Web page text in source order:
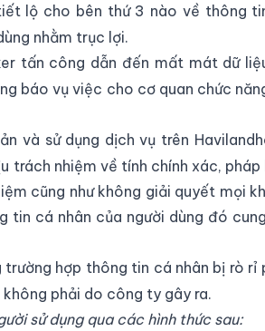
lộ cho bên thứ 3 nào về thông
nhằm trục lợi.
tấn công dẫn đến mất mát dữ
báo vụ việc cho cơ quan chức
và sử dụng dịch vụ trên
trách nhiệm về tính chính xác,
cũng như không giải quyết mọi
tin cá nhân của người dùng đó
hợp thông tin cá nhân bị rò rỉ
phải do công ty gây ra.
sử dụng qua các hình thức sau: